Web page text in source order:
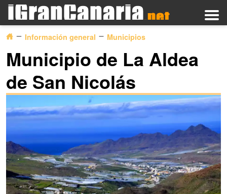
Información general Municipios
Municipio de La Aldea
de San Nicolás